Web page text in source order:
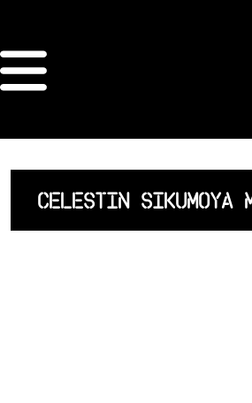
ORDRE DES
ARCHITECTES
ACCUEIL
LISTE DES
CELESTIN SIKUMOYA